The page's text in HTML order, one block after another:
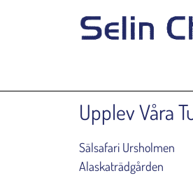
Upplev Våra
Sälsafari Ursholmen
Alaskaträdgården